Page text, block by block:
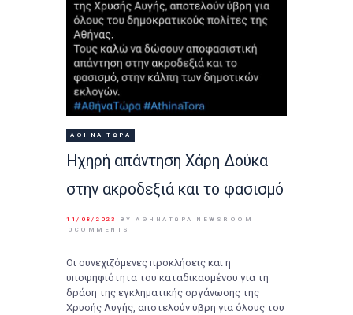
ΑΘΉΝΑ ΤΩΡΑ
Ηχηρή απάντηση Χάρη Δούκα
στην ακροδεξιά και το φασισμό
11/08/2023
BY ΑΘΉΝΑΤΩΡΑ NEWSROOM
0 COMMENTS
Οι συνεχιζόμενες προκλήσεις και η
υποψηφιότητα του καταδικασμένου για τη
δράση της εγκληματικής οργάνωσης της
Χρυσής Αυγής, αποτελούν ύβρη για όλους του